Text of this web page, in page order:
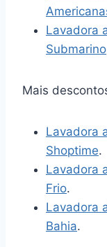
Lavadora
Submarino
Mais
Lavadora
Shoptime.
Lavadora
Frio.
Lavadora
Bahia.